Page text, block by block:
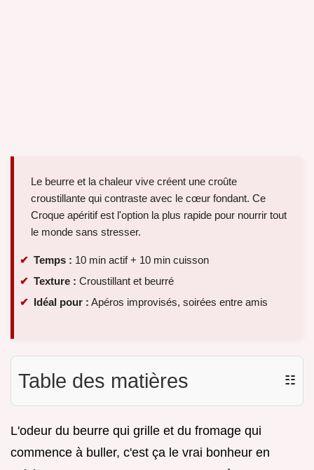
Le beurre et la chaleur vive créent une croûte
croustillante qui contraste avec le cœur fondant. Ce
Croque apéritif est l'option la plus rapide pour nourrir tout
le monde sans stresser.
Temps : 10 min actif + 10 min cuisson
Texture : Croustillant et beurré
Idéal pour : Apéros improvisés, soirées entre amis
Table des matières ☷
L'odeur du beurre qui grille et du fromage qui
commence à buller, c'est ça le vrai bonheur en